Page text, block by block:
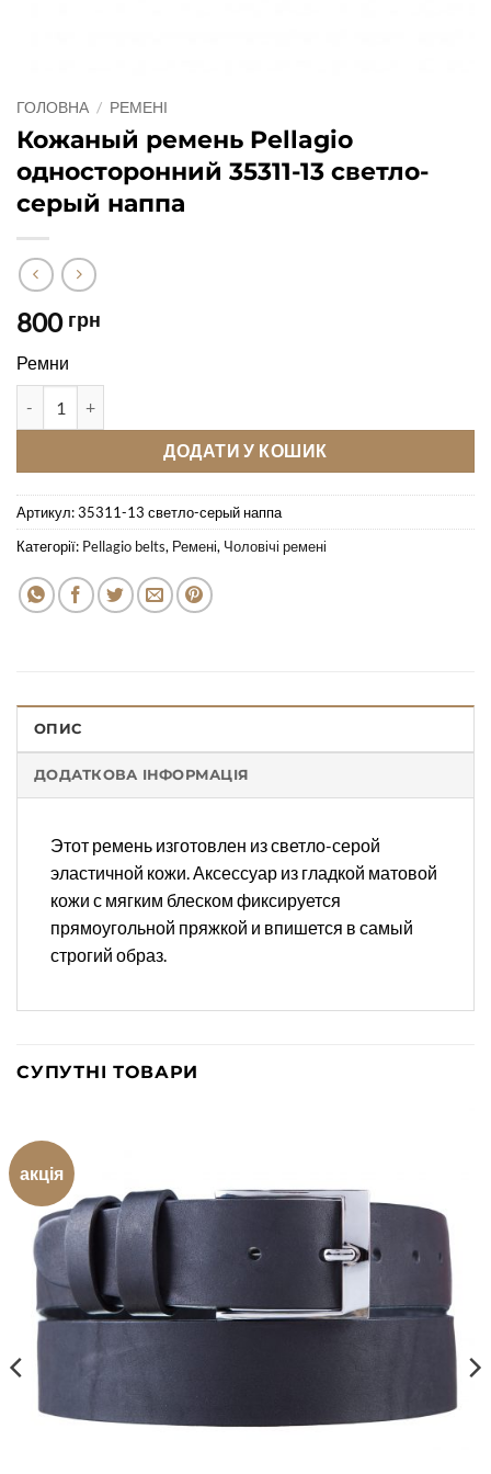
ГОЛОВНА / РЕМЕНІ
Кожаный ремень Pellagio
односторонний 35311-13 светло-
серый наппа
800 грн
Ремни
ДОДАТИ У КОШИК
Артикул:35311-13 светло-серый наппа
Категорії: Pellagio belts, Ремені, Чоловічі ремені
ОПИС
ДОДАТКОВА ІНФОРМАЦІЯ
Этот ремень изготовлен из светло-серой
эластичной кожи. Аксессуар из гладкой матовой
кожи с мягким блеском фиксируется
прямоугольной пряжкой и впишется в самый
строгий образ.
СУПУТНІ ТОВАРИ
акція